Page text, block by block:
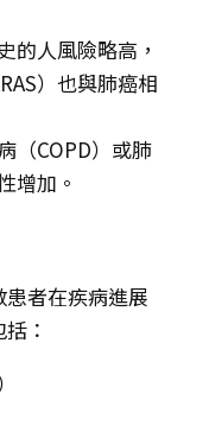
的人風險略高，
）也與肺癌相
（COPD）或肺
增加。
者在疾病進展
：